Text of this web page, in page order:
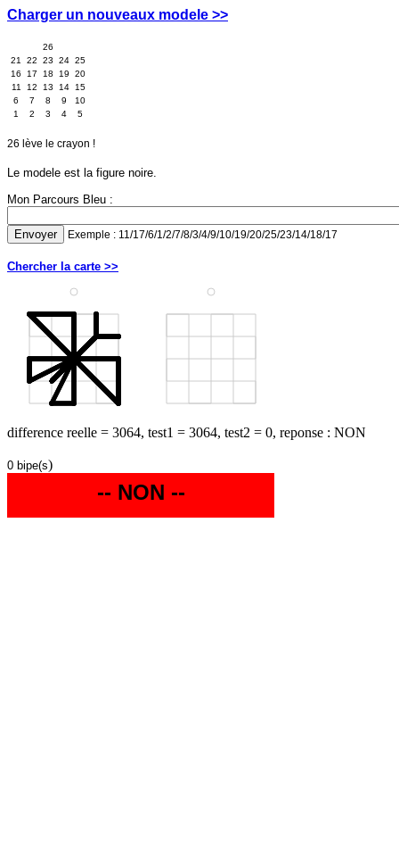
Charger un nouveaux modele >>
26
21
22 23 24 25
16
17 18 19
20
11
12 13 14
15
6
7 8 9
10
1
2 3 4 5
26 lève le crayon !
Le modele est la figure noire.
Mon Parcours Bleu :
Exemple : 11/17/6/1/2/7/8/3/4/9/10/19/20/25/23/14/18/17
Chercher la carte >>
difference reelle = 3064, test1 = 3064, test2 = 0, reponse : NON
0 bipe(s)